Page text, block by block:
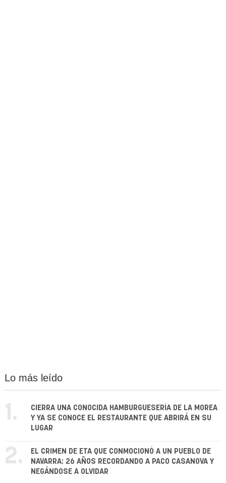
Lo más leído
1.
CIERRA UNA CONOCIDA HAMBURGUESERÍA DE LA MOREA
Y YA SE CONOCE EL RESTAURANTE QUE ABRIRÁ EN SU
LUGAR
2.
EL CRIMEN DE ETA QUE CONMOCIONÓ A UN PUEBLO DE
NAVARRA: 26 AÑOS RECORDANDO A PACO CASANOVA Y
NEGÁNDOSE A OLVIDAR